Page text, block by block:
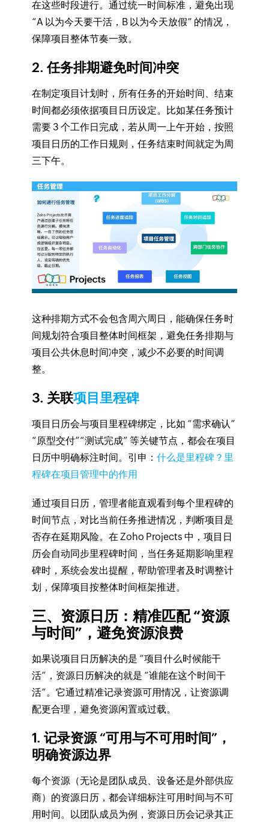
在这些时段进行。通过统一时间标准，避免出现
“A 以为今天要干活，B 以为今天放假” 的情况，
保障项目整体节奏一致。
2. 任务排期避免时间冲突
在制定项目计划时，所有任务的开始时间、结束
时间都必须依据项目日历设定。比如某任务预计
需要 3 个工作日完成，若从周一上午开始，按照
项目日历的工作日规则，任务结束时间就定为周
三下午。
这种排期方式不会包含周六周日，能确保任务时
间规划符合项目整体时间框架，避免任务排期与
项目公共休息时间冲突，减少不必要的时间调
整。
3. 关联项目里程碑
项目日历会与项目里程碑绑定，比如 “需求确认”
“原型交付”“测试完成” 等关键节点，都会在项目
日历中明确标注时间。引申： 什么是里程碑？里
程碑在项目管理中的作用
通过项目日历，管理者能直观看到每个里程碑的
时间节点，对比当前任务推进情况，判断项目是
否存在延期风险。在 Zoho Projects 中，项目日
历会自动同步里程碑时间，当任务延期影响里程
碑时，系统会发出提醒，帮助管理者及时调整计
划，保障项目按整体时间框架推进。
三、资源日历：精准匹配 “资源
与时间”，避免资源浪费
如果说项目日历解决的是 “项目什么时候能干
活”，资源日历解决的就是 “谁能在这个时间干
活”。它通过精准记录资源可用情况，让资源调
配更合理，避免资源闲置或过载。
1. 记录资源 “可用与不可用时间”，
明确资源边界
每个资源（无论是团队成员、设备还是外部供应
商）的资源日历，都会详细标注可用时间与不可
用时间。以团队成员为例，资源日历会记录其正